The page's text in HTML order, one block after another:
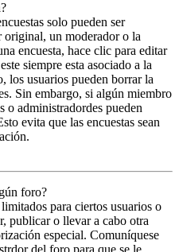
solo pueden ser
original, un moderador o la
encuesta, hace clic para editar
siempre esta asociado a la
los usuarios pueden borrar la
Sin embargo, si algún miembro
o administradordes pueden
evita que las encuestas sean
foro?
para ciertos usuarios o
publicar o llevar a cabo otra
especial. Comuníquese